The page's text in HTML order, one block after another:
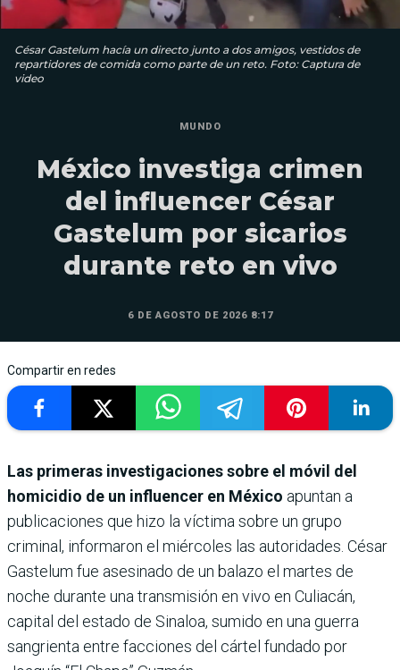
César Gastelum hacía un directo junto a dos amigos, vestidos de
repartidores de comida como parte de un reto. Foto: Captura de
video
MUNDO
México investiga crimen
del influencer César
Gastelum por sicarios
durante reto en vivo
6 DE AGOSTO DE 2026 8:17
Compartir en redes
Las primeras investigaciones sobre el móvil del
homicidio de un influencer en México apuntan a
publicaciones que hizo la víctima sobre un grupo
criminal, informaron el miércoles las autoridades. César
Gastelum fue asesinado de un balazo el martes de
noche durante una transmisión en vivo en Culiacán,
capital del estado de Sinaloa, sumido en una guerra
sangrienta entre facciones del cártel fundado por